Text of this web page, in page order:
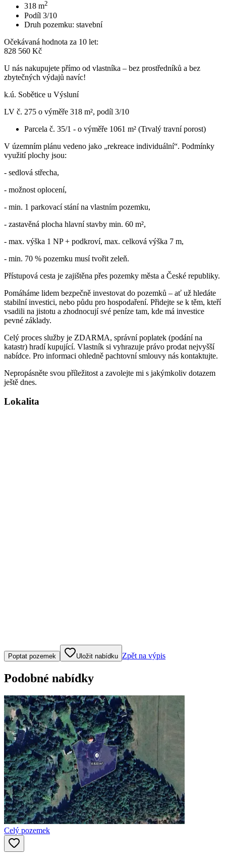
318 m2
Podíl 3/10
Druh pozemku: stavební
Očekávaná hodnota za 10 let:
828 560 Kč
U nás nakupujete přímo od vlastníka – bez prostředníků a bez
zbytečných výdajů navíc!
k.ú. Sobětice u Výsluní
LV č. 275 o výměře 318 m², podíl 3/10
Parcela č. 35/1 - o výměře 1061 m² (Trvalý travní porost)
V územním plánu vedeno jako „rekreace individuální“. Podmínky
využití plochy jsou:
- sedlová střecha,
- možnost oplocení,
- min. 1 parkovací stání na vlastním pozemku,
- zastavěná plocha hlavní stavby min. 60 m²,
- max. výška 1 NP + podkroví, max. celková výška 7 m,
- min. 70 % pozemku musí tvořit zeleň.
Přístupová cesta je zajištěna přes pozemky města a České republiky.
Pomáháme lidem bezpečně investovat do pozemků – ať už hledáte
stabilní investici, nebo půdu pro hospodaření. Přidejte se k těm, kteří
vsadili na jistotu a zhodnocují své peníze tam, kde má investice
pevné základy.
Celý proces služby je ZDARMA, správní poplatek (podání na
katastr) hradí kupující. Vlastník si vyhrazuje právo prodat nejvyšší
nabídce. Pro informaci ohledně pachtovní smlouvy nás kontaktujte.
Nepropásněte svou příležitost a zavolejte mi s jakýmkoliv dotazem
ještě dnes.
Lokalita
Klepněte nebo klikněte pro ovládání mapy
Poptat pozemek Uložit nabídku Zpět na výpis
Podobné nabídky
Celý pozemek